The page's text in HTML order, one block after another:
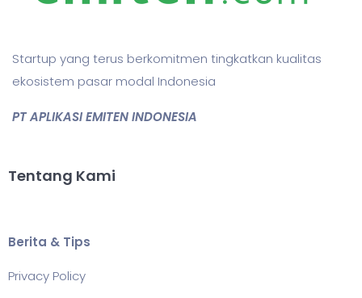
Startup yang terus berkomitmen tingkatkan kualitas
ekosistem pasar modal Indonesia
PT APLIKASI EMITEN INDONESIA
Tentang Kami
Berita & Tips
Privacy Policy